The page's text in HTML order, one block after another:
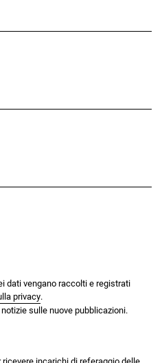
dati vengano raccolti e registrati
privacy.
sulle nuove pubblicazioni.